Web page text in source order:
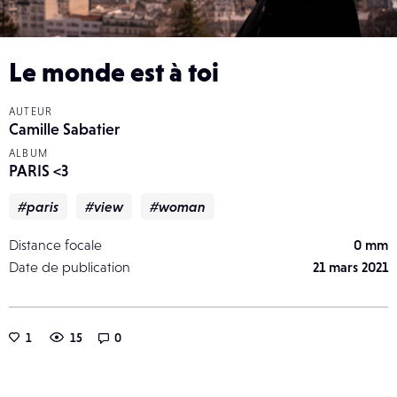
Le monde est à toi
AUTEUR
Camille Sabatier
ALBUM
PARIS <3
#paris #view #woman
Distance focale
0 mm
Date de publication
21 mars 2021
1 15 0